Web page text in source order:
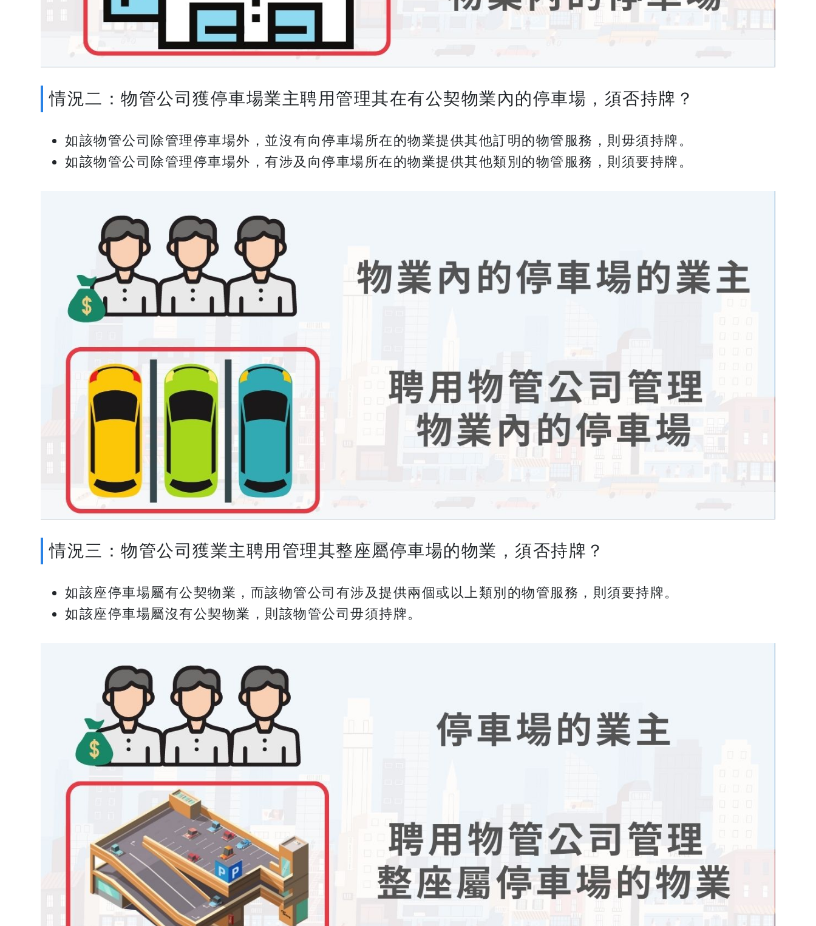
情況二：物管公司獲停車場業主聘用管理其在有公契物業內的停車場，須否持牌？
如該物管公司除管理停車場外，並沒有向停車場所在的物業提供其他訂明的物管服務，則毋須持牌。
如該物管公司除管理停車場外，有涉及向停車場所在的物業提供其他類別的物管服務，則須要持牌。
情況三：物管公司獲業主聘用管理其整座屬停車場的物業，須否持牌？
如該座停車場屬有公契物業，而該物管公司有涉及提供兩個或以上類別的物管服務，則須要持牌。
如該座停車場屬沒有公契物業，則該物管公司毋須持牌。